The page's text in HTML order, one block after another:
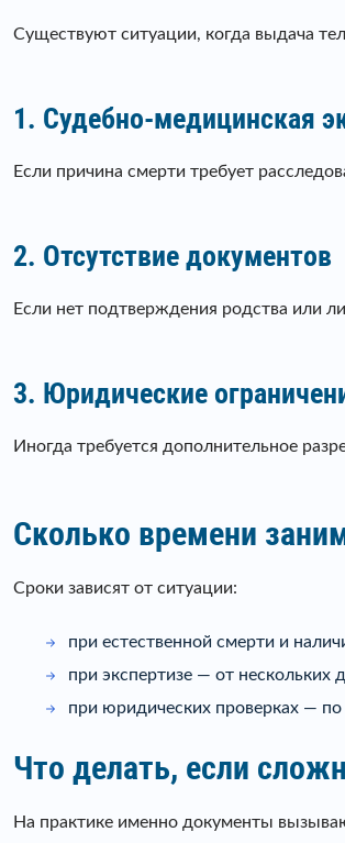
Существуют ситуации, когда выдача
1. Судебно-медицинская
Если причина смерти требует
2. Отсутствие документов
Если нет подтверждения родства или
3. Юридические
Иногда требуется дополнительное
Сколько времени
Сроки зависят от ситуации:
при естественной смерти и
при экспертизе — от нескольких
при юридических проверках —
Что делать, если
На практике именно документы